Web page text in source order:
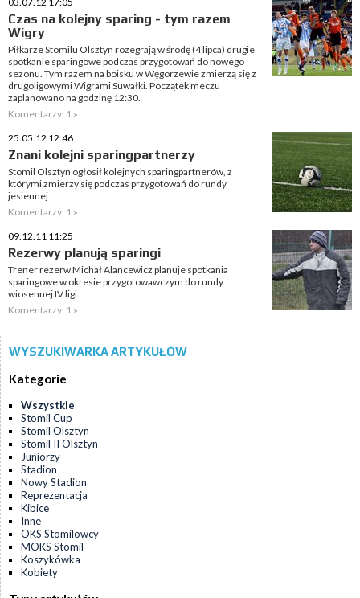
Czas na kolejny sparing - tym razem
Wigry
Piłkarze Stomilu Olsztyn rozegrają w środę (4 lipca) drugie
spotkanie sparingowe podczas przygotowań do nowego
sezonu. Tym razem na boisku w Węgorzewie zmierzą się z
drugoligowymi Wigrami Suwałki. Początek meczu
zaplanowano na godzinę 12:30.
Komentarzy: 1 »
25.05.12 12:46
Znani kolejni sparingpartnerzy
Stomil Olsztyn ogłosił kolejnych sparingpartnerów, z
którymi zmierzy się podczas przygotowań do rundy
jesiennej.
Komentarzy: 1 »
09.12.11 11:25
Rezerwy planują sparingi
Trener rezerw Michał Alancewicz planuje spotkania
sparingowe w okresie przygotowawczym do rundy
wiosennej IV ligi.
Komentarzy: 1 »
WYSZUKIWARKA ARTYKUŁÓW
Kategorie
Wszystkie
Stomil Cup
Stomil Olsztyn
Stomil II Olsztyn
Juniorzy
Stadion
Nowy Stadion
Reprezentacja
Kibice
Inne
OKS Stomilowcy
MOKS Stomil
Koszykówka
Kobiety